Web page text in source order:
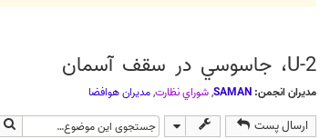
U-2، جاسوسي در سقف آسمان
مدیران انجمن: SAMAN
,شوراي نظارت,مديران هوافضا
ارسال پست